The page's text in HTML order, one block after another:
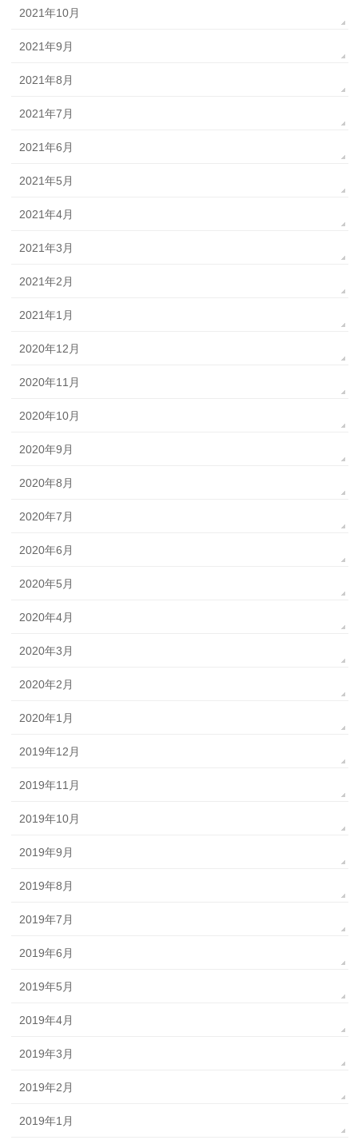
2021年10月
2021年9月
2021年8月
2021年7月
2021年6月
2021年5月
2021年4月
2021年3月
2021年2月
2021年1月
2020年12月
2020年11月
2020年10月
2020年9月
2020年8月
2020年7月
2020年6月
2020年5月
2020年4月
2020年3月
2020年2月
2020年1月
2019年12月
2019年11月
2019年10月
2019年9月
2019年8月
2019年7月
2019年6月
2019年5月
2019年4月
2019年3月
2019年2月
2019年1月